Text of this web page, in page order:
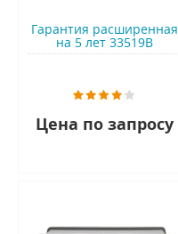
Гарантия расширенная
на 5 лет 33519B
Цена по запросу